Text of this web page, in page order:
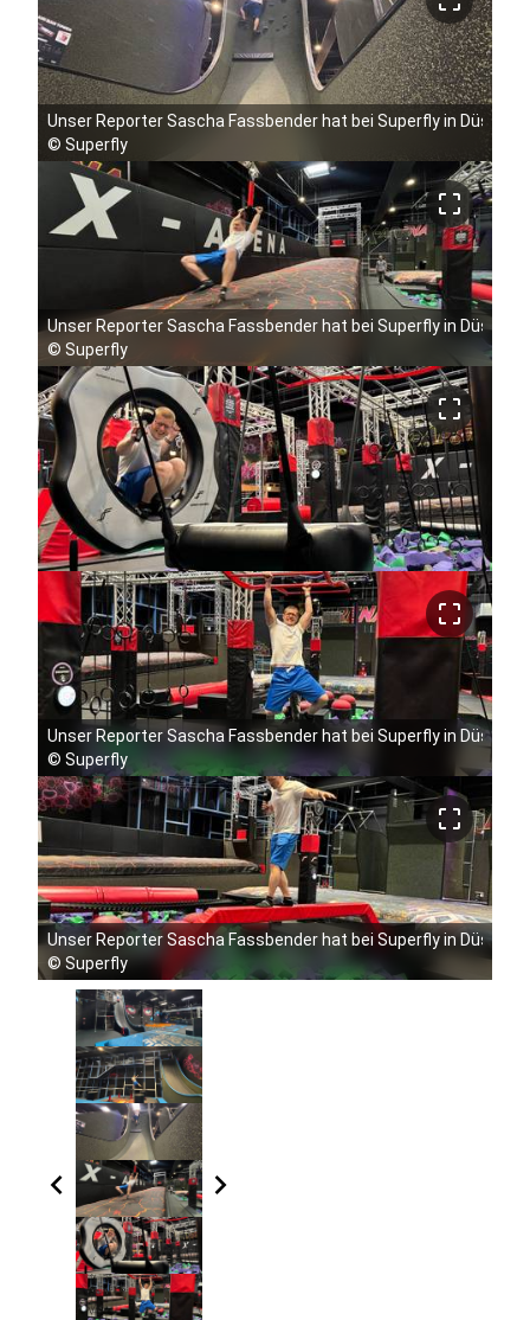
Unser Reporter Sascha Fassbender hat bei Superfly in
© Superfly
crop_free
Unser Reporter Sascha Fassbender hat bei Superfly in
© Superfly
crop_free
crop_free
Unser Reporter Sascha Fassbender hat bei Superfly in
© Superfly
crop_free
Unser Reporter Sascha Fassbender hat bei Superfly in
© Superfly
chevron_left chevron_right